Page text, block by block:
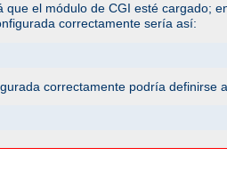
el módulo de CGI esté cargado;
correctamente sería así:
correctamente podría definirse